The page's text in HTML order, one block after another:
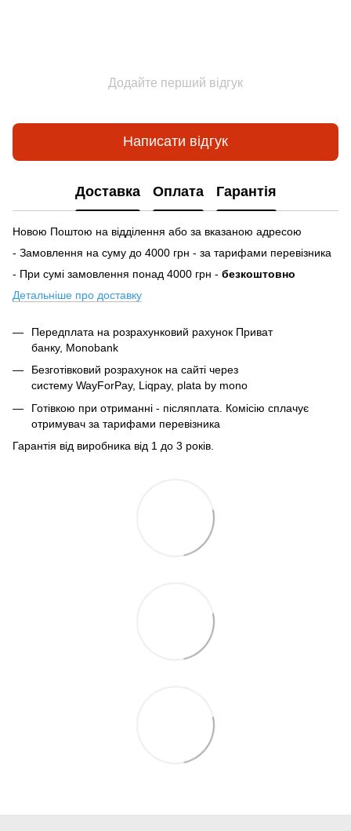
Додайте перший відгук
Написати відгук
Доставка Оплата Гарантія
Новою Поштою на відділення або за вказаною адресою
- Замовлення на суму до 4000 грн - за тарифами перевізника
- При сумі замовлення понад 4000 грн - безкоштовно
Детальніше про доставку
Передплата на розрахунковий рахунок Приват
банку, Monobank
Безготівковий розрахунок на сайті через
систему WayForPay, Liqpay, plata by mono
Готівкою при отриманні - післяплата. Комісію сплачує
отримувач за тарифами перевізника
Гарантія від виробника від 1 до 3 років.